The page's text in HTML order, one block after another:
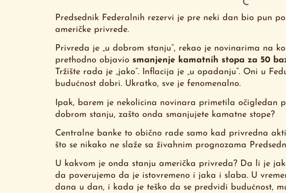
Predsednik Federalnih rezervi je pre neki dan bio pun
američke privrede.
Privreda je „u dobrom stanju“, rekao je novinarima na
prethodno objavio smanjenje kamatnih stopa za 50
Tržište rada je „jako“. Inflacija je „u opadanju“. Oni u
budućnost dobri. Ukratko, sve je fenomenalno.
Ipak, barem je nekolicina novinara primetila očigledan
dobrom stanju, zašto onda smanjujete kamatne stope?
Centralne banke to obično rade samo kad privredna
što se nikako ne slaže sa živahnim prognozama
U kakvom je onda stanju američka privreda? Da li je
da poverujemo da je istovremeno i jaka i slaba. U
dana u dan, i kada je teško da se predvidi budućnost,